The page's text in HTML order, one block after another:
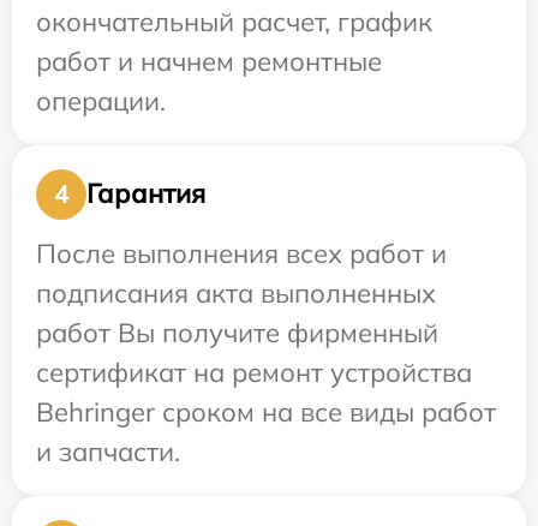
окончательный расчет, график
работ и начнем ремонтные
операции.
4
Гарантия
После выполнения всех работ и
подписания акта выполненных
работ Вы получите фирменный
сертификат на ремонт устройства
Behringer сроком на все виды работ
и запчасти.